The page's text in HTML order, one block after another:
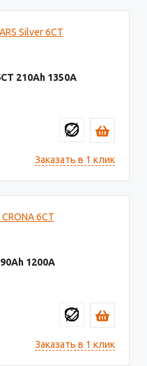
210 1350
Заказать в 1 клик
1200
Заказать в 1 клик